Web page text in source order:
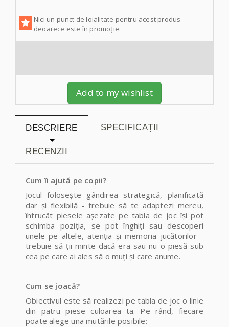
Nici un punct de loialitate pentru acest produs
deoarece este în promoție.
Add to my wishlist
DESCRIERE SPECIFICAȚII
RECENZII
Cum îi ajută pe copii?
Jocul folosește gândirea strategică, planificată
dar și flexibilă - trebuie să te adaptezi mereu,
întrucât piesele așezate pe tabla de joc își pot
schimba poziția, se pot înghiți sau descoperi
unele pe altele, atenția și memoria jucătorilor -
trebuie să ții minte dacă era sau nu o piesă sub
cea pe care ai ales să o muți și care anume.
Cum se joacă?
Obiectivul este să realizezi pe tabla de joc o linie
din patru piese culoarea ta. Pe rând, fiecare
poate alege una mutările posibile: